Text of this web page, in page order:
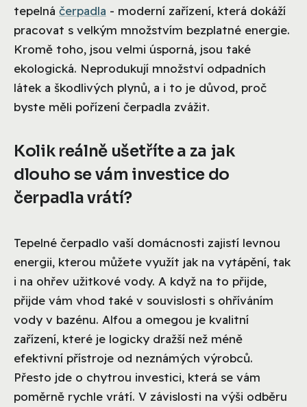
tepelná čerpadla - moderní zařízení, která dokáží
pracovat s velkým množstvím bezplatné energie.
Kromě toho, jsou velmi úsporná, jsou také
ekologická. Neprodukují množství odpadních
látek a škodlivých plynů, a i to je důvod, proč
byste měli pořízení čerpadla zvážit.
Kolik reálně ušetříte a za jak
dlouho se vám investice do
čerpadla vrátí?
Tepelné čerpadlo vaší domácnosti zajistí levnou
energii, kterou můžete využít jak na vytápění, tak
i na ohřev užitkové vody. A když na to přijde,
přijde vám vhod také v souvislosti s ohříváním
vody v bazénu. Alfou a omegou je kvalitní
zařízení, které je logicky dražší než méně
efektivní přístroje od neznámých výrobců.
Přesto jde o chytrou investici, která se vám
poměrně rychle vrátí. V závislosti na výši odběru